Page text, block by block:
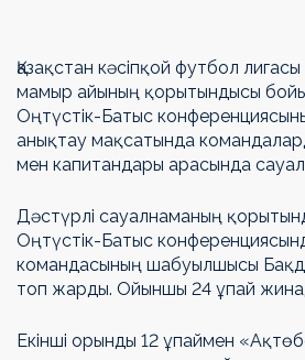
Қазақстан кәсіпқой футбол
мамыр айының қорытындысы
Оңтүстік-Батыс
анықтау мақсатында
мен капитандары арасында
Дәстүрлі сауалнаманың
Оңтүстік-Батыс
командасының шабуылшысы
топ жарды. Ойыншы 24 ұпай
Екінші орынды 12 ұпаймен